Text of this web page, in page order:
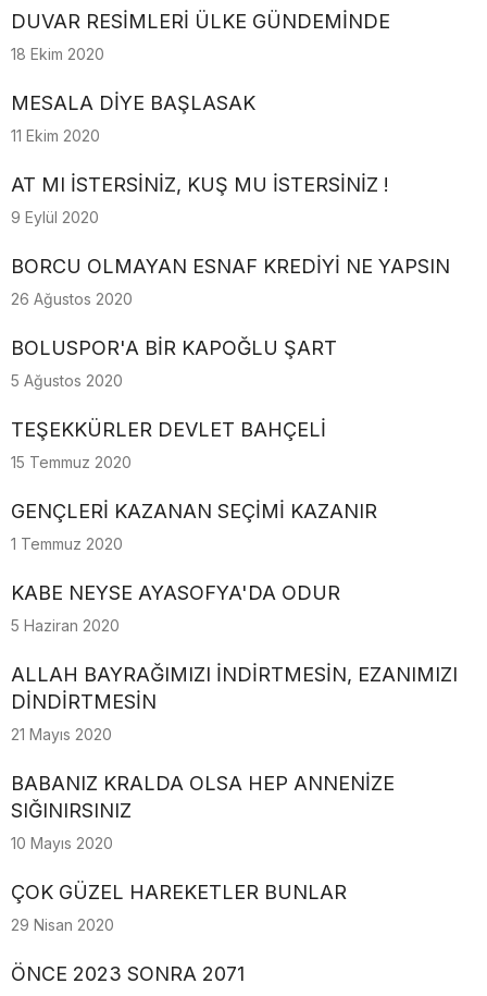
DUVAR RESİMLERİ ÜLKE GÜNDEMİNDE
18 Ekim 2020
MESALA DİYE BAŞLASAK
11 Ekim 2020
AT MI İSTERSİNİZ, KUŞ MU İSTERSİNİZ !
9 Eylül 2020
BORCU OLMAYAN ESNAF KREDİYİ NE YAPSIN
26 Ağustos 2020
BOLUSPOR'A BİR KAPOĞLU ŞART
5 Ağustos 2020
TEŞEKKÜRLER DEVLET BAHÇELİ
15 Temmuz 2020
GENÇLERİ KAZANAN SEÇİMİ KAZANIR
1 Temmuz 2020
KABE NEYSE AYASOFYA'DA ODUR
5 Haziran 2020
ALLAH BAYRAĞIMIZI İNDİRTMESİN, EZANIMIZI
DİNDİRTMESİN
21 Mayıs 2020
BABANIZ KRALDA OLSA HEP ANNENİZE
SIĞINIRSINIZ
10 Mayıs 2020
ÇOK GÜZEL HAREKETLER BUNLAR
29 Nisan 2020
ÖNCE 2023 SONRA 2071